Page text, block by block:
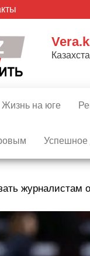
Жизнь на юге
Успешное
журналистам